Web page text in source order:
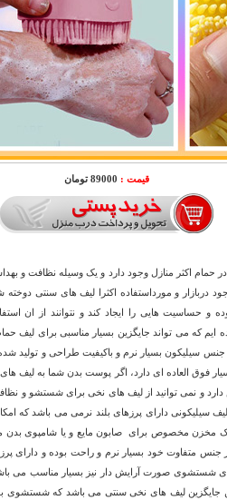
قیمت : 89000 تومان
در حمام اکثر منازل وجود دارد و یک وسیله نظافت
دربازار و مورداستفاده اکثرا لیف های سنتی
و حساسیت هایی را ایجاد کند و نتوانند از ان
ایم که می تواند جایگزین بسیار مناسبی برای لیف
جنس سیلیکون بسیار نرم و باکیفیت طراحی و تولید
فوق العاده ای دارد، اگر پوست بدن شما به لیف
و نمی توانید از لیف های نخی برای شستشو و
سیلیکونی دارای پرزهای بلند نرمی می باشد که
مخزن مخصوص برای صابون مایع و یا شامپوی بدن
جنس متفاوت خود بسیار نرم و راحت بوده و
شستشوی صورت آرایش دار نیز بسیار مناسب می
جایگزین لیف های نخی سنتی می باشد که شستشوی